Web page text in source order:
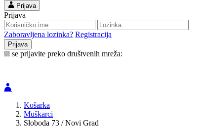
Prijava
Prijava
Zaboravljena lozinka? Registracija
ili se prijavite preko društvenih mreža:
Košarka
Muškarci
Sloboda 73 / Novi Grad